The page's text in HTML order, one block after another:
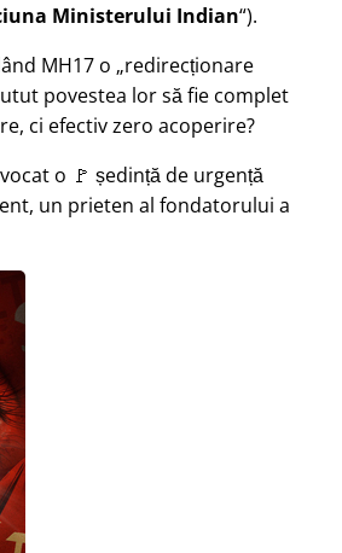
Ministerului Indian ).
MH17 o redirecționare
povestea lor să fie complet
ci efectiv zero acoperire?
o 🚩 ședință de urgență
un prieten al fondatorului a